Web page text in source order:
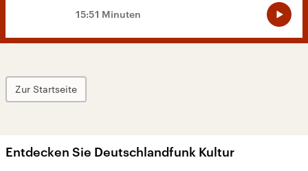
15:51 Minuten
Zur Startseite
Entdecken Sie Deutschlandfunk Kultur